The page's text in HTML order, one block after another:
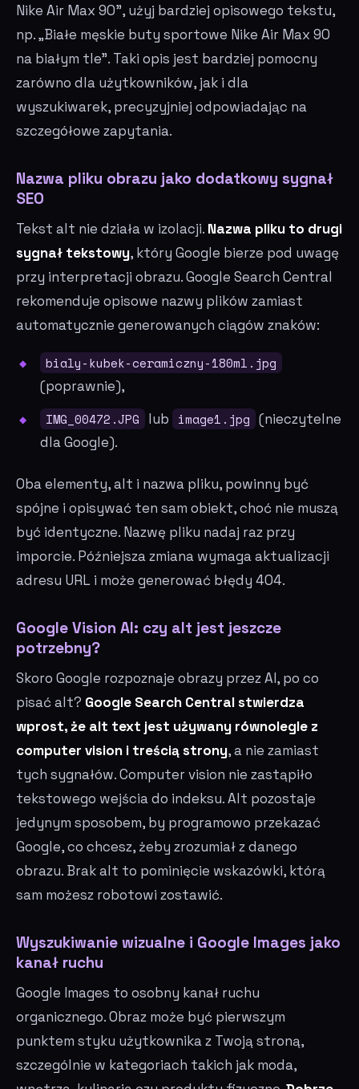
Nike Air Max 90", użyj bardziej opisowego tekstu,
np. „Białe męskie buty sportowe Nike Air Max 90
na białym tle". Taki opis jest bardziej pomocny
zarówno dla użytkowników, jak i dla
wyszukiwarek, precyzyjniej odpowiadając na
szczegółowe zapytania.
Nazwa pliku obrazu jako dodatkowy sygnał
SEO
Tekst alt nie działa w izolacji. Nazwa pliku to drugi
sygnał tekstowy, który Google bierze pod uwagę
przy interpretacji obrazu. Google Search Central
rekomenduje opisowe nazwy plików zamiast
automatycznie generowanych ciągów znaków:
bialy-kubek-ceramiczny-180ml.jpg
(poprawnie),
IMG_00472.JPG lub image1.jpg (nieczytelne
dla Google).
Oba elementy, alt i nazwa pliku, powinny być
spójne i opisywać ten sam obiekt, choć nie muszą
być identyczne. Nazwę pliku nadaj raz przy
imporcie. Późniejsza zmiana wymaga aktualizacji
adresu URL i może generować błędy 404.
Google Vision AI: czy alt jest jeszcze
potrzebny?
Skoro Google rozpoznaje obrazy przez AI, po co
pisać alt? Google Search Central stwierdza
wprost, że alt text jest używany równolegle z
computer vision i treścią strony, a nie zamiast
tych sygnałów. Computer vision nie zastąpiło
tekstowego wejścia do indeksu. Alt pozostaje
jedynym sposobem, by programowo przekazać
Google, co chcesz, żeby zrozumiał z danego
obrazu. Brak alt to pominięcie wskazówki, którą
sam możesz robotowi zostawić.
Wyszukiwanie wizualne i Google Images jako
kanał ruchu
Google Images to osobny kanał ruchu
organicznego. Obraz może być pierwszym
punktem styku użytkownika z Twoją stroną,
szczególnie w kategoriach takich jak moda,